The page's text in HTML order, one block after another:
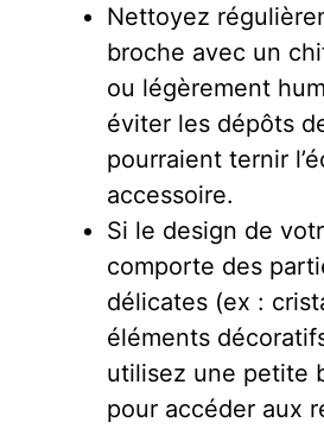
Nettoyez
broche avec un
ou légèrement
éviter les dépôts
pourraient ternir
accessoire.
Si le design de
comporte des
délicates (ex :
éléments
utilisez une petite
pour accéder aux